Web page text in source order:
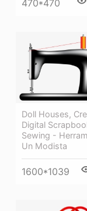
470*470
Doll Houses,
Digital
Sewing -
Un Modista
1600*1039